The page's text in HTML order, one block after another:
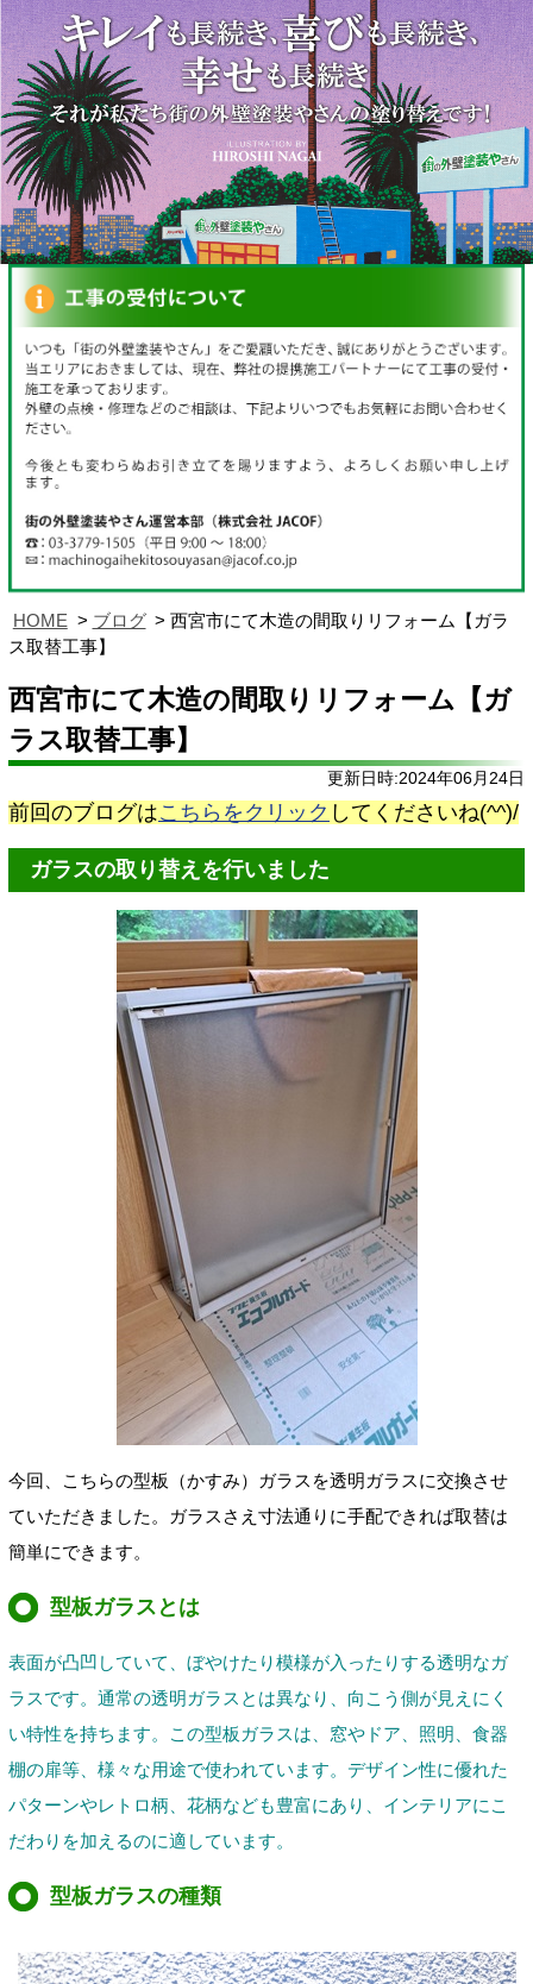
HOME ブログ
西宮市にて木造の間取りリフォーム【ガラ
ス取替工事】
西宮市にて木造の間取りリフォーム【ガ
ラス取替工事】
更新日時:2024年06月24日
前回のブログはこちらをクリック してくださいね(^^)/
ガラスの取り替えを行いました
今回、こちらの型板（かすみ）ガラスを透明ガラスに交換させ
ていただきました。ガラスさえ寸法通りに手配できれば取替は
簡単にできます。
型板ガラスとは
表面が凸凹していて、ぼやけたり模様が入ったりする透明なガ
ラスです。通常の透明ガラスとは異なり、向こう側が見えにく
い特性を持ちます。この型板ガラスは、窓やドア、照明、食器
棚の扉等、様々な用途で使われています。デザイン性に優れた
パターンやレトロ柄、花柄なども豊富にあり、インテリアにこ
だわりを加えるのに適しています。
型板ガラスの種類